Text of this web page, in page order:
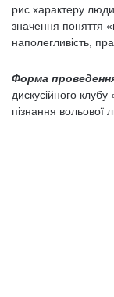
рис характеру
значення поняття
наполегливість,
Форма
дискусійного
пізнання вольової